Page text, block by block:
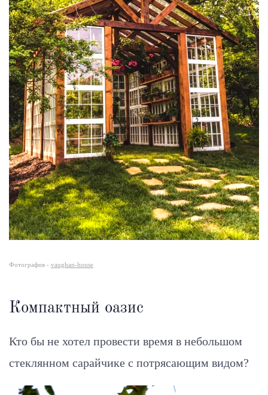
Фотография - vaughan-house
Компактный оазис
Кто бы не хотел провести время в небольшом
стеклянном сарайчике с потрясающим видом?